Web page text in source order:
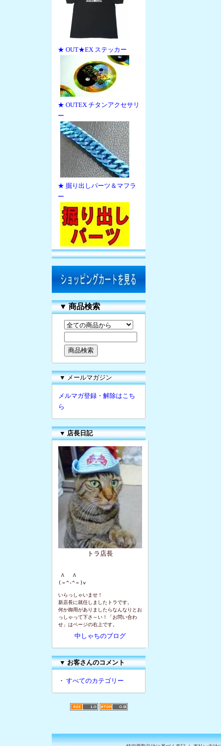
★ OUT★EX ステッカー
★ OUTEX チタンアクセサリ
ー
★ 掘り出しパーツ＆マフラ
ー
▼商品検索
▼ メールマガジン
メルマガ登録・解除はこち
ら
▼ 店長日記
トラ店長
Λ   Λ
(＝^-^＝)v
いらっしゃいませ！
新店長に就任しましたトラです。
何か御用がありましたらなんなりとお
っしゃって下さ～い！「お問い合わ
せ」はページの右上です。
中しゃちのブログ
▼お客さんのコメント
・ すべてのカテゴリー